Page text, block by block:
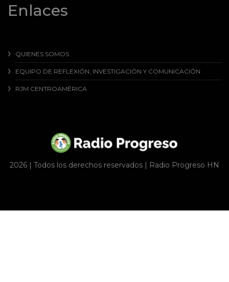
Enlaces
QUIENES SOMOS
EQUIPO DE REFLEXIÓN, INVESTIGACIÓN Y COMUNICACIÓN
RJM CENTROAMÉRICA
2026 | Todos los derechos reservados | Radio Progreso HN